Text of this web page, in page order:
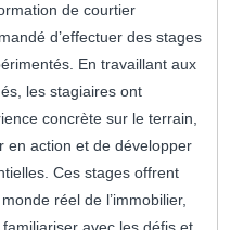
de courtier
d’effectuer des stages
En travaillant aux
les stagiaires ont
concrète sur le terrain,
en action et de développer
Ces stages offrent
réel de l’immobilier,